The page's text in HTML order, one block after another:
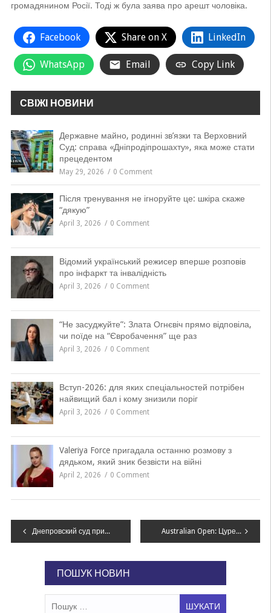
громадянином Росії. Тоді ж була заява про арешт чоловіка.
Facebook Share on X LinkedIn
WhatsApp Email Copy Link
СВІЖІ НОВИНИ
Державне майно, родинні зв’язки та Верховний
Суд: справа «Дніпродіпрошахту», яка може стати
прецедентом
May 29, 2026 0 Comment
Після тренування не ігноруйте це: шкіра скаже
“дякую”
April 3, 2026 0 Comment
Відомий український режисер вперше розповів
про інфаркт та інвалідність
April 3, 2026 0 Comment
“Не засуджуйте”: Злата Огнєвіч прямо відповіла,
чи поїде на “Євробачення” ще раз
April 3, 2026 0 Comment
Вступ-2026: для яких спеціальностей потрібен
найвищий бал і кому знизили поріг
April 3, 2026 0 Comment
Valeriya Force пригадала останню розмову з
дядьком, який зник безвісти на війні
April 2, 2026 0 Comment
Навігація
Днепровский суд приговорил к пожизненному мужчину, который насиловал и убил свою 8-летнюю падчерицу Australian Open: Цуренко у трьох сетах поступилася першій ракетці світу
ПОШУК НОВИН